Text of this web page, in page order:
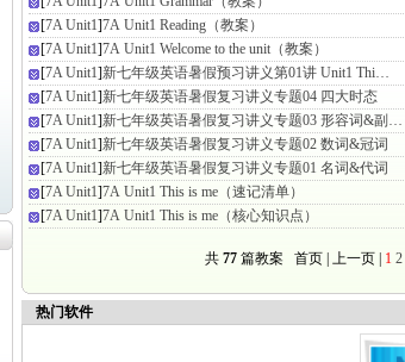
[7A Unit1]7A Unit1 Reading（教案）
[7A Unit1]7A Unit1 Welcome to the unit（教案）
[7A Unit1]新七年级英语暑假预习讲义第01讲 Unit1 Thi…
[7A Unit1]新七年级英语暑假复习讲义专题04 四大时态
[7A Unit1]新七年级英语暑假复习讲义专题03 形容词&副…
[7A Unit1]新七年级英语暑假复习讲义专题02 数词&冠词
[7A Unit1]新七年级英语暑假复习讲义专题01 名词&代词
[7A Unit1]7A Unit1 This is me（速记清单）
[7A Unit1]7A Unit1 This is me（核心知识点）
共 77 篇教案 首页 | 上一页 | 1 2
热门软件